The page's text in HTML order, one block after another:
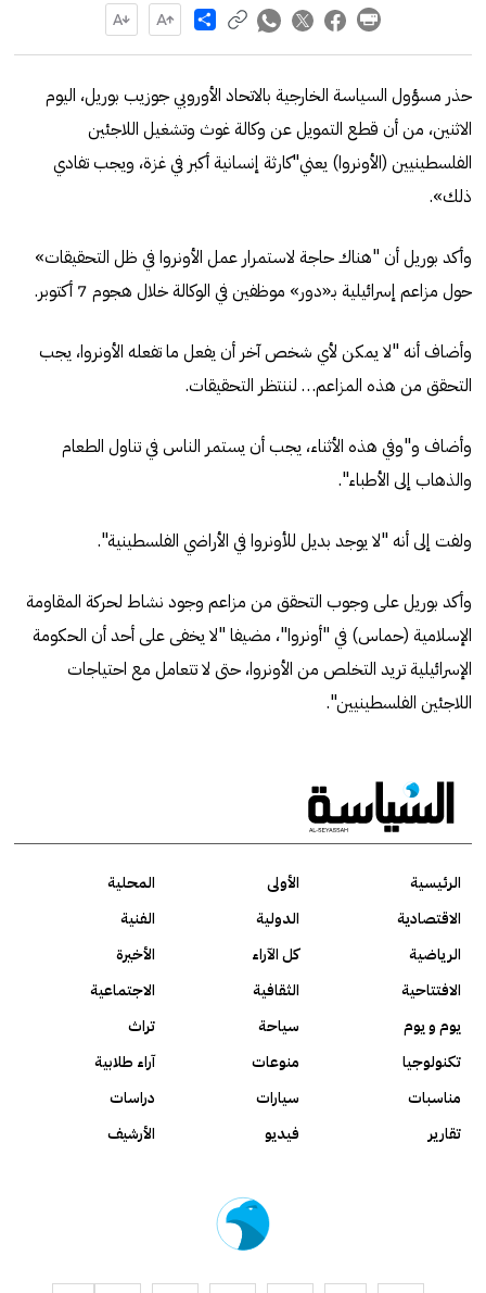
Share
حذر مسؤول السياسة الخارجية بالاتحاد الأوروبي جوزيب بوريل، اليوم
الاثنين، من أن قطع التمويل عن وكالة غوث وتشغيل اللاجئين
الفلسطينيين (الأونروا) يعني"كارثة إنسانية أكبر في غزة، ويجب تفادي
ذلك».
وأكد بوريل أن "هناك حاجة لاستمرار عمل الأونروا في ظل التحقيقات»
حول مزاعم إسرائيلية بـ«دور» موظفين في الوكالة خلال هجوم 7 أكتوبر.
وأضاف أنه "لا يمكن لأي شخص آخر أن يفعل ما تفعله الأونروا، يجب
التحقق من هذه المزاعم… لننتظر التحقيقات.
وأضاف و"وفي هذه الأثناء، يجب أن يستمر الناس في تناول الطعام
والذهاب إلى الأطباء".
ولفت إلى أنه "لا يوجد بديل للأونروا في الأراضي الفلسطينية".
وأكد بوريل على وجوب التحقق من مزاعم وجود نشاط لحركة المقاومة
الإسلامية (حماس) في "أونروا"، مضيفا "لا يخفى على أحد أن الحكومة
الإسرائيلية تريد التخلص من الأونروا، حتى لا تتعامل مع احتياجات
اللاجئين الفلسطينيين".
الرئيسية الأولى
المحلية
الاقتصادية
الدولية
الفنية
الرياضية
كل الآراء
الأخيرة
الافتتاحية
الثقافية
الاجتماعية
يوم و يوم
سياحة
تراث
تكنولوجيا
منوعات
آراء طلابية
مناسبات
سيارات
دراسات
تقارير
فيديو الأرشيف